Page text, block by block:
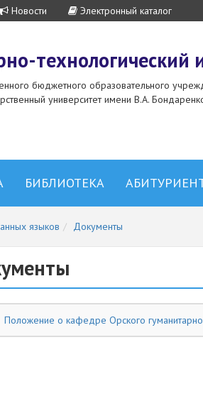
Новости Электронный каталог
технологический
бюджетного образовательного
университет имени В.А.
БИБЛИОТЕКА
языков Документы
Положение о кафедре Орского